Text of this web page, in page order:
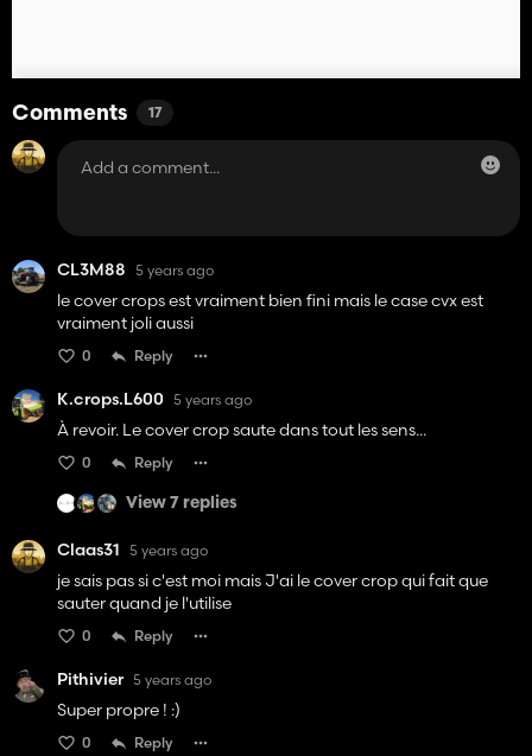
Comments 17
CL3M88 5 years ago
le cover crops est vraiment bien fini mais le case cvx est
vraiment joli aussi
0 Reply
K.crops.L600 5 years ago
À revoir. Le cover crop saute dans tout les sens...
0 Reply
View 7 replies
Claas31 5 years ago
je sais pas si c'est moi mais J'ai le cover crop qui fait que
sauter quand je l'utilise
0 Reply
Pithivier 5 years ago
Super propre ! :)
0 Reply